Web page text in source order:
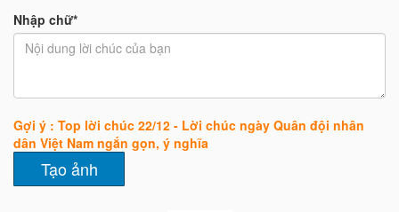
Nhập chữ*
Gợi ý : Top lời chúc 22/12 - Lời chúc ngày Quân đội nhân
dân Việt Nam ngắn gọn, ý nghĩa